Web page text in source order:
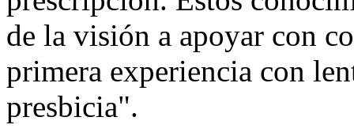
de la visión a apoyar con
primera experiencia con
presbicia".